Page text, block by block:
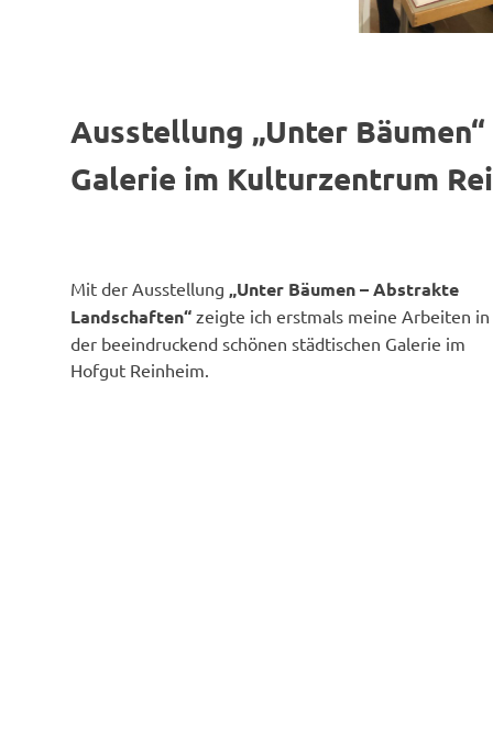
Ausstellung „Unter
Galerie im Kulturzentrum
Mit der Ausstellung „Unter Bäumen – Abstrakte
Landschaften“ zeigte ich erstmals meine Arbeiten in
der beeindruckend schönen städtischen Galerie im
Hofgut Reinheim.